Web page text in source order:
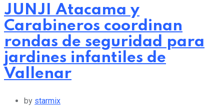
JUNJI Atacama y
Carabineros coordinan
rondas de seguridad para
jardines infantiles de
Vallenar
by starmix